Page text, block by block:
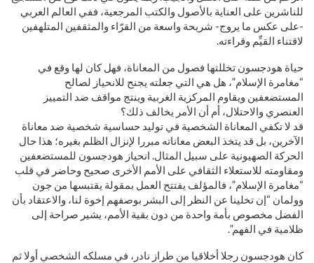
للناشرين على العناية بالأصول والكتب المرجعية، ففي العالم العربي
-على عكس ما يروج- شريحة واسعة من القرّاء والمثقفين المتلهفين
لاقتناء القيِّم وقراءته.
حياة هودجسون تخللتها فصول من المعاناة، فهل كان لها وقع في
“مغامرة الإسلام”، هل هي التي جعلته يجنح للانحياز لصالح
المستضعفين ويقاوم المركزية الغربية وينتج مواقف ضد التمييز
العنصري والاحتلال، أم أن الأمر يخالف ذلك؟
قد لا تكفي المعاناة الشخصية في توليد حساسية شخصية ضد معاناة
الآخرين، بل قد يتخذ البعض معاناته مبررا لإنزال الظلم بغيره؛ هذا حال
الحركة الصهيونية على سبيل المثال. انحياز هودجسون للمستضعفين
ومقاومته للاستعلاء الثقافي على الأمم الأخرى صحيح وحاضر في قلب
“مغامرة الإسلام”، فالمؤلف يفتتح العمل بمقولة يقتبسها من جون
وولمان “إن تخلينا عن النظر إلى البشر بوصفهم إخوة لنا، والاعتقاد بأن
الفضل مخصوص بأمة واحدة من دون بقية الأمم، يشير صراحة إلى
ظلامية في الفهم”.
كان هودجسون رجلا أخلاقيا من طراز نادر، في مسلكه الشخصي أولا ثم